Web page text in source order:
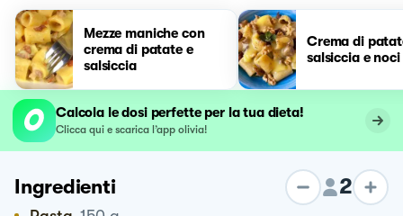
Mezze maniche con
crema di patate e
salsiccia
Crema di
salsiccia e noci
Calcola le dosi perfette per la tua dieta!
Clicca qui e scarica l’app olivia!
Ingredienti 2